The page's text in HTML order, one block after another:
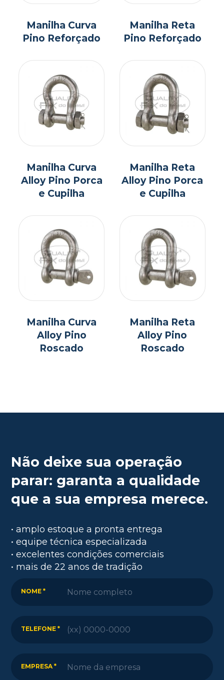
Manilha Curva
Pino Reforçado
Manilha Reta
Pino Reforçado
Manilha Curva
Alloy Pino Porca
e Cupilha
Manilha Reta
Alloy Pino Porca
e Cupilha
Manilha Curva
Alloy Pino
Roscado
Manilha Reta
Alloy Pino
Roscado
Não deixe sua operação
parar: garanta a qualidade
que a sua empresa merece.
• amplo estoque a pronta entrega
• equipe técnica especializada
• excelentes condições comerciais
• mais de 22 anos de tradição
NOME *
TELEFONE *
EMPRESA *